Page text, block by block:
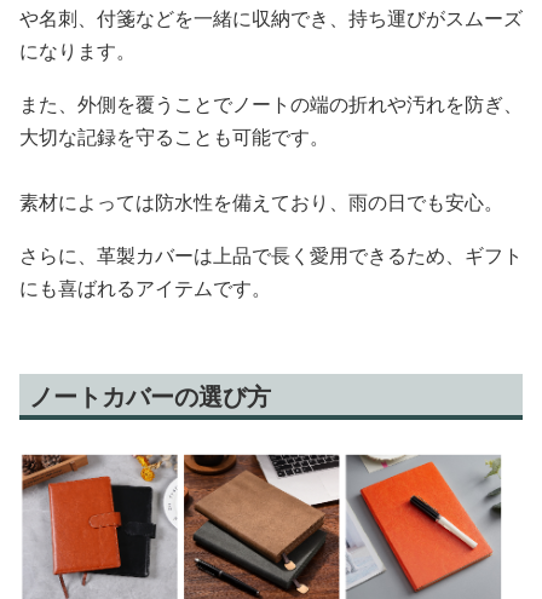
や名刺、付箋などを一緒に収納でき、持ち運びがスムーズ
になります。
また、外側を覆うことでノートの端の折れや汚れを防ぎ、
大切な記録を守ることも可能です。
素材によっては防水性を備えており、雨の日でも安心。
さらに、革製カバーは上品で長く愛用できるため、ギフト
にも喜ばれるアイテムです。
ノートカバーの選び方